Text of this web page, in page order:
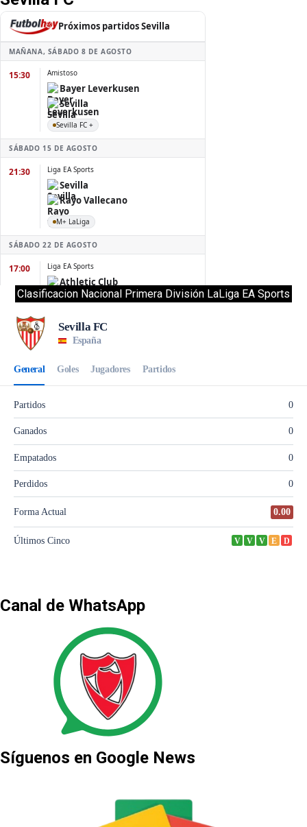
Clasificacion Nacional Primera División LaLiga EA Sports
Canal de WhatsApp
Síguenos en Google News